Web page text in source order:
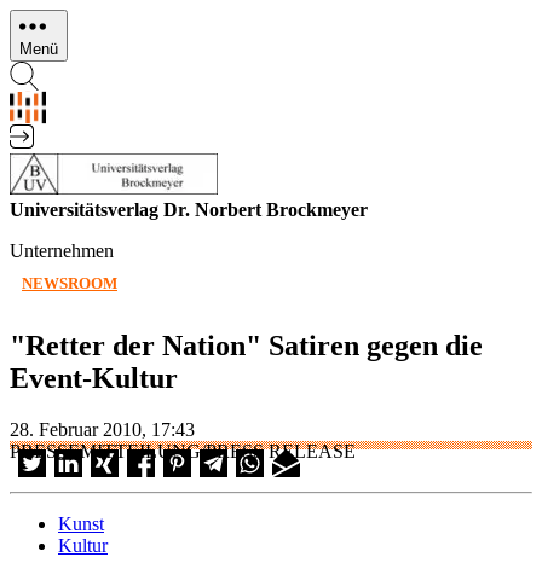
Direkt
zum
Inhalt
Menü
Universitätsverlag Dr. Norbert Brockmeyer
Unternehmen
NEWSROOM
"Retter der Nation" Satiren gegen die
Event-Kultur
28. Februar 2010, 17:43
PRESSEMITTEILUNG/PRESS RELEASE
Kunst
Kultur